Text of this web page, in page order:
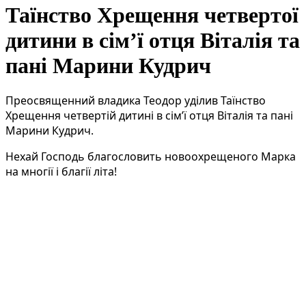
Таїнство Хрещення четвертої
дитини в сім’ї отця Віталія та
пані Марини Кудрич
Преосвященний владика Теодор уділив Таїнство
Хрещення четвертій дитині в сім’ї отця Віталія та пані
Марини Кудрич.
Нехай Господь благословить новоохрещеного Марка
на многії і благії літа!